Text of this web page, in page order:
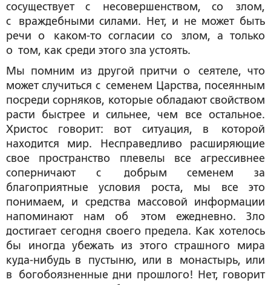
сосуществует с несовершенством, со злом,
с враждебными силами. Нет, и не может быть
речи о каком-то согласии со злом, а только
о том, как среди этого зла устоять.
Мы помним из другой притчи о сеятеле, что
может случиться с семенем Царства, посеянным
посреди сорняков, которые обладают свойством
расти быстрее и сильнее, чем все остальное.
Христос говорит: вот ситуация, в которой
находится мир. Несправедливо расширяющие
свое пространство плевелы все агрессивнее
соперничают с добрым семенем за
благоприятные условия роста, мы все это
понимаем, и средства массовой информации
напоминают нам об этом ежедневно. Зло
достигает сегодня своего предела. Как хотелось
бы иногда убежать из этого страшного мира
куда-нибудь в пустыню, или в монастырь, или
в богобоязненные дни прошлого! Нет, говорит